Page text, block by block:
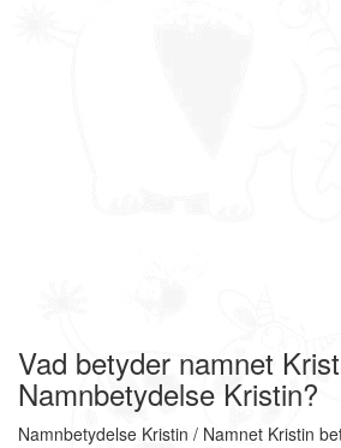
Vad betyder namnet
Namnbetydelse Kristin?
Namnbetydelse Kristin / Namnet Kristin